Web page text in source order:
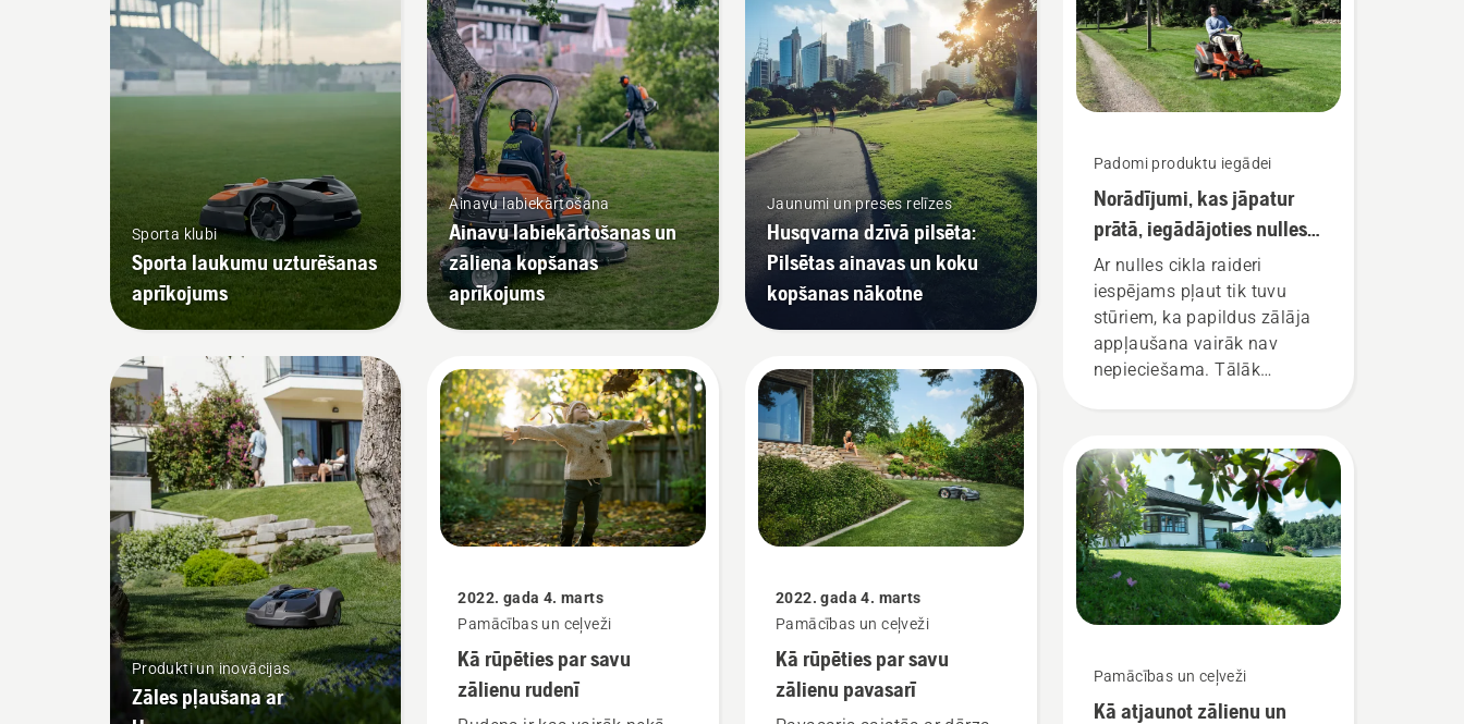
Sporta klubi
Sporta laukumu uzturēšanas
aprīkojums
Produkti un inovācijas
Zāles pļaušana ar
Ainavu labiekārtošana
Ainavu labiekārtošanas un
zāliena kopšanas
aprīkojums
2022. gada 4. marts
Pamācības un ceļveži
Kā rūpēties par savu
zālienu rudenī
Jaunumi un preses relīzes
Husqvarna dzīvā pilsēta:
Pilsētas ainavas un koku
kopšanas nākotne
2022. gada 4. marts
Pamācības un ceļveži
Kā rūpēties par savu
zālienu pavasarī
Padomi produktu iegādei
Norādījumi, kas jāpatur
prātā, iegādājoties nulles
cikla raideri
Ar nulles cikla raideri
iespējams pļaut tik tuvu
stūriem, ka papildus zālāja
appļaušana vairāk nav
nepieciešama. Tālāk
iegādāties jaunu nulles cikla
raideri.
Pamācības un ceļveži
Kā atjaunot zālienu un